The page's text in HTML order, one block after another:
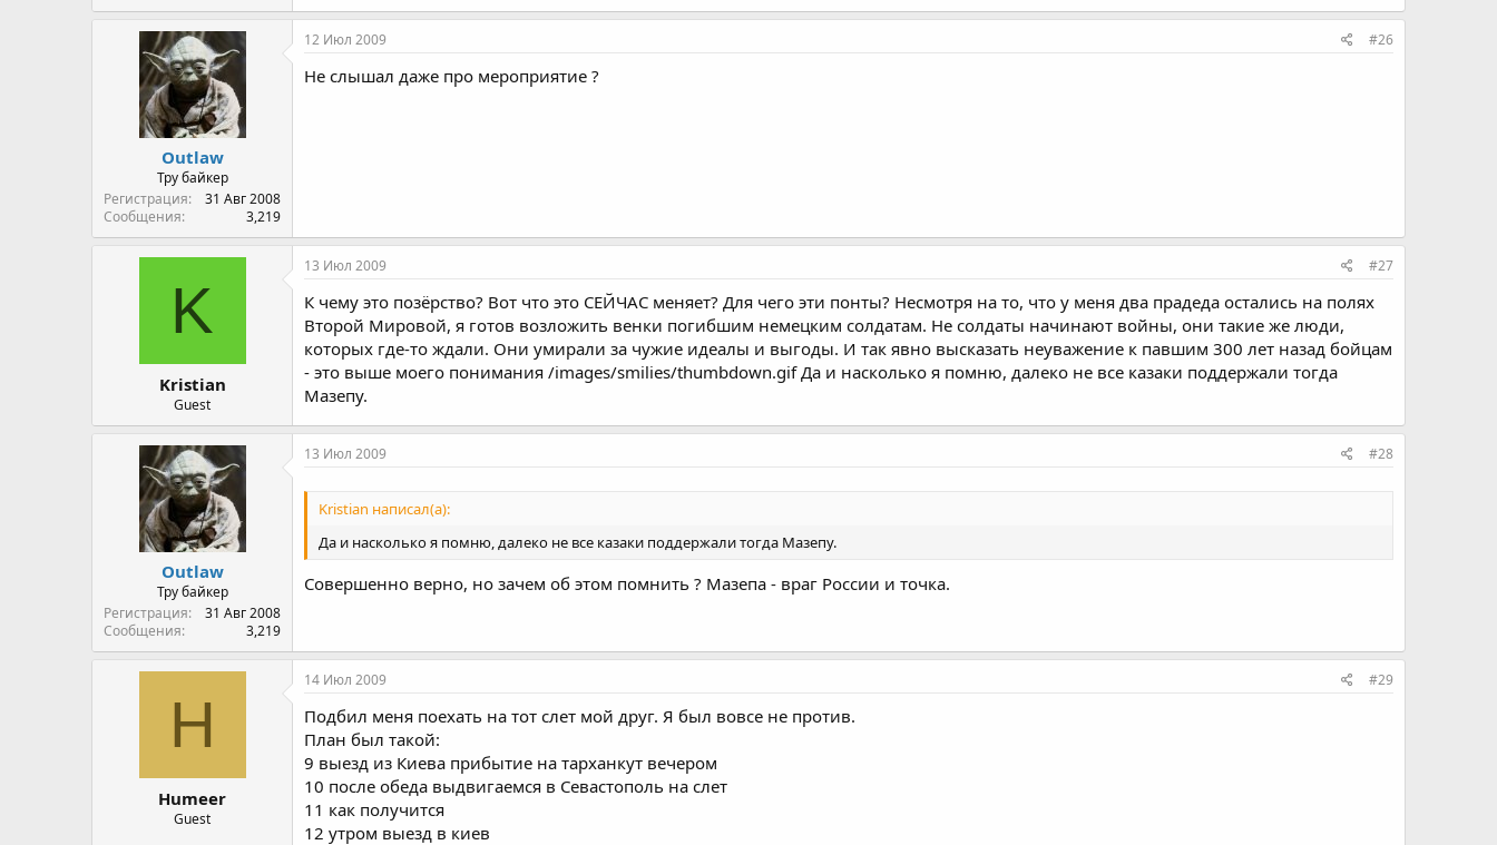
Outlaw
Тру байкер
Регистрация
31 Авг 2008
Сообщения
3,219
12 Июл 2009 #26
Не слышал даже про мероприятие ?
K
Kristian
Guest
13 Июл 2009 #27
К чему это позёрство? Вот что это СЕЙЧАС меняет? Для чего эти понты? Несмотря на то, что у меня два прадеда остались на полях
Второй Мировой, я готов возложить венки погибшим немецким солдатам. Не солдаты начинают войны, они такие же люди,
которых где-то ждали. Они умирали за чужие идеалы и выгоды. И так явно высказать неуважение к павшим 300 лет назад бойцам
- это выше моего понимания /images/smilies/thumbdown.gif Да и насколько я помню, далеко не все казаки поддержали тогда
Мазепу.
Outlaw
Тру байкер
Регистрация
31 Авг 2008
Сообщения
3,219
13 Июл 2009 #28
Kristian написал(а):
Да и насколько я помню, далеко не все казаки поддержали тогда Мазепу.
Совершенно верно, но зачем об этом помнить ? Мазепа - враг России и точка.
H
Humeer
Guest
14 Июл 2009 #29
Подбил меня поехать на тот слет мой друг. Я был вовсе не против.
План был такой:
9 выезд из Киева прибытие на тарханкут вечером
10 после обеда выдвигаемся в Севастополь на слет
11 как получится
12 утром выезд в киев